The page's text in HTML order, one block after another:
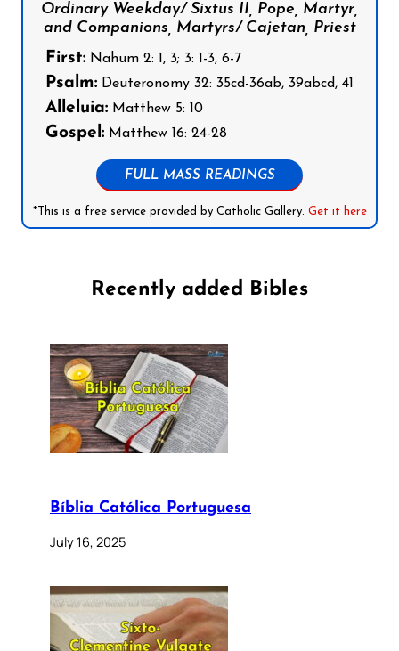
Ordinary Weekday/ Sixtus II, Pope, Martyr,
and Companions, Martyrs/ Cajetan, Priest
First: Nahum 2: 1, 3; 3: 1-3, 6-7
Psalm: Deuteronomy 32: 35cd-36ab, 39abcd, 41
Alleluia: Matthew 5: 10
Gospel: Matthew 16: 24-28
FULL MASS READINGS
*This is a free service provided by Catholic Gallery. Get it here
Recently added Bibles
Bíblia Católica Portuguesa
July 16, 2025